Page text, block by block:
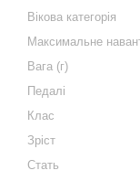
Вікова категорія
Максимальне
Вага (г)
Педалі
Клас
Зріст
Стать